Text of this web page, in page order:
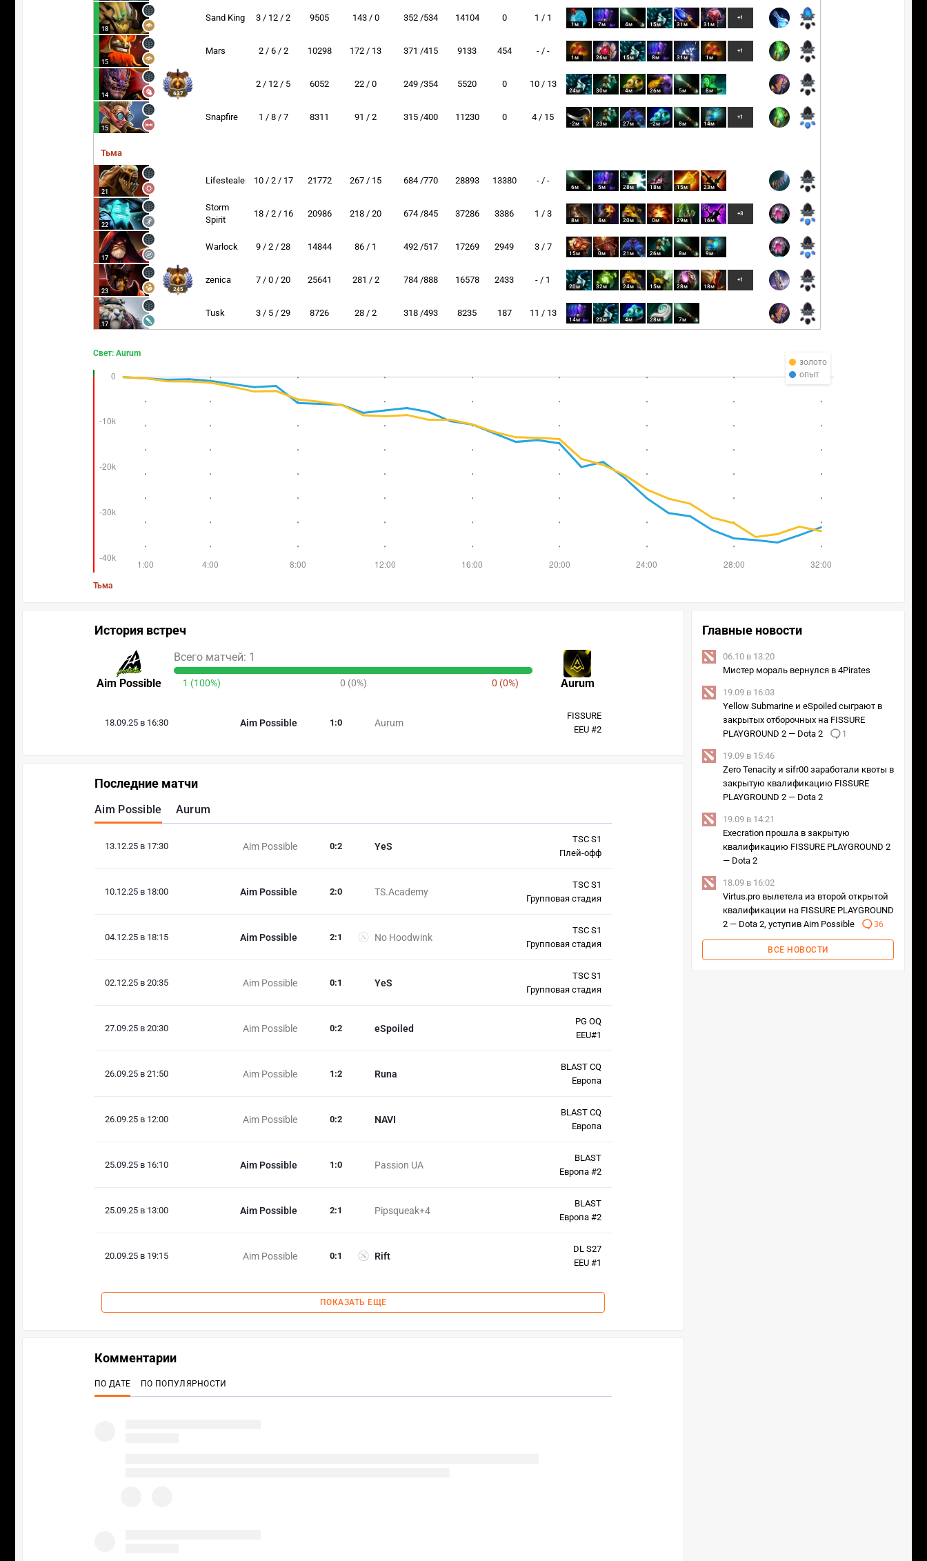
18
Sand King 3 / 12 / 2 9505 143 / 0 352 /534 14104 0 1 / 1
1м 7м 4м 15м 31м 31м
+1
15
Mars 2 / 6 / 2 10298 172 / 13 371 /415 9133 454 - / -
1м 26м 15м 8м 31м 1м
+1
14 637
2 / 12 / 5 6052 22 / 0 249 /354 5520 0 10 / 13
24м 30м 4м 26м 5м 8м
15
Snapfire 1 / 8 / 7 8311 91 / 2 315 /400 11230 0 4 / 15
-2м 23м 27м -2м 8м 14м
+1
Тьма
21
Lifestealer 10 / 2 / 17 21772 267 / 15 684 /770 28893 13380 - / -
6м 5м 28м 18м 15м 23м
22
Storm
Spirit
18 / 2 / 16 20986 218 / 20 674 /845 37286 3386 1 / 3
8м 4м 20м 0м 29м 16м
+3
17
Warlock 9 / 2 / 28 14844 86 / 1 492 /517 17269 2949 3 / 7
15м 0м 21м 26м 8м 9м
23 245
zenica 7 / 0 / 20 25641 281 / 2 784 /888 16578 2433 - / 1
20м 32м 24м 15м 28м 18м
+1
17
Tusk 3 / 5 / 29 8726 28 / 2 318 /493 8235 187 11 / 13
14м 22м 4м 28м 7м
золото
опыт
Свет: Aurum
Тьма
История встреч
Aim Possible Aurum
Всего матчей: 1
1 (100%) 0 (0%) 0 (0%)
18.09.25 в 16:30 Aim Possible Aurum
1 :0
FISSURE
EEU #2
Последние матчи
Aim Possible Aurum
13.12.25 в 17:30 Aim Possible YeS
0:2
TSC S1
Плей-офф
10.12.25 в 18:00 Aim Possible TS.Academy
2:0
TSC S1
Групповая стадия
04.12.25 в 18:15 Aim Possible No Hoodwink
2:1
TSC S1
Групповая стадия
02.12.25 в 20:35 Aim Possible YeS
0:1
TSC S1
Групповая стадия
27.09.25 в 20:30 Aim Possible eSpoiled
0:2
PG OQ
EEU#1
26.09.25 в 21:50 Aim Possible Runa
1 :2
BLAST CQ
Европа
26.09.25 в 12:00 Aim Possible NAVI
0:2
BLAST CQ
Европа
25.09.25 в 16:10 Aim Possible Passion UA
1 :0
BLAST
Европа #2
25.09.25 в 13:00 Aim Possible Pipsqueak+4
2:1
BLAST
Европа #2
20.09.25 в 19:15 Aim Possible Rift
0:1
DL S27
EEU #1
ПОКАЗАТЬ ЕЩЕ
Главные новости
06.10 в 13:20
Мистер мораль вернулся в 4Pirates
19.09 в 16:03
Yellow Submarine и eSpoiled сыграют в
закрытых отборочных на FISSURE
PLAYGROUND 2 — Dota 2
1
19.09 в 15:46
Zero Tenacity и sifr00 заработали квоты в
закрытую квалификацию FISSURE
PLAYGROUND 2 — Dota 2
19.09 в 14:21
Execration прошла в закрытую
квалификацию FISSURE PLAYGROUND 2
— Dota 2
18.09 в 16:02
Virtus.pro вылетела из второй открытой
квалификации на FISSURE PLAYGROUND
2 — Dota 2, уступив Aim Possible
36
ВСЕ НОВОСТИ
Комментарии
ПО ДАТЕ ПО ПОПУЛЯРНОСТИ